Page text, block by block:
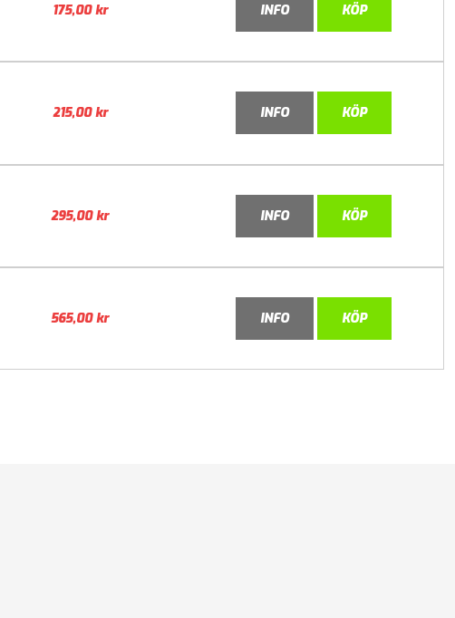
175,00kr INFO KÖP
215,00kr INFO KÖP
295,00kr INFO KÖP
565,00kr INFO KÖP